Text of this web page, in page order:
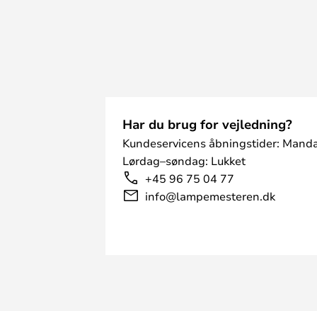
Har du brug for vejledning?
Kundeservicens åbningstider:
Lørdag–søndag: Lukket
+45 96 75 04 77
info@lampemesteren.dk